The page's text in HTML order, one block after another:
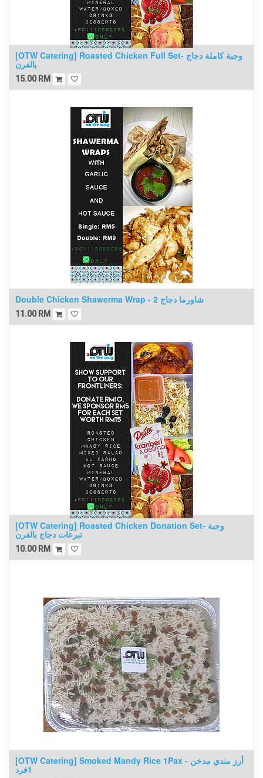
[OTW Catering] Roasted Chicken Full Set- وجبة كاملة دجاج
بالفرن
15.00RM
Double Chicken Shawerma Wrap - 2 شاورما دجاج
11.00RM
[OTW Catering] Roasted Chicken Donation Set- وجبة
تبرعات دجاج بالفرن
10.00RM
[OTW Catering] Smoked Mandy Rice 1Pax - أرز مندي مدخن
1فرد